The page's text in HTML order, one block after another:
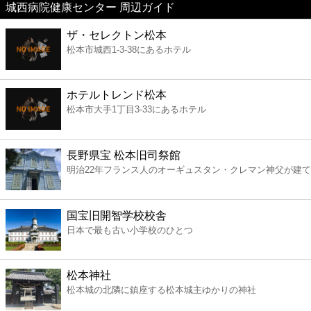
美容
コンビニ
薬局
スーパー
エンタメ
レジャー
書店
ファミレス
城西病院健康センター 周辺ガイド
ザ・セレクトン松本
松本市城西1-3-38にあるホテル
ホテルトレンド松本
松本市大手1丁目3-33にあるホテル
長野県宝 松本旧司祭館
明治22年フランス人のオーギュスタン・クレマン神父が建
国宝旧開智学校校舎
日本で最も古い小学校のひとつ
松本神社
松本城の北隣に鎮座する松本城主ゆかりの神社